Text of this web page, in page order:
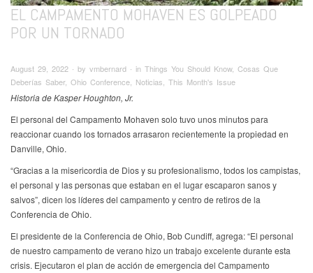
EL CAMPAMENTO MOHAVEN ES GOLPEADO
POR UN TORNADO
August 29, 2022 ∙ by vmbernard ∙ in Things You Should Know, Cosas Que
Deberías Saber, Ohio Conference, Noticias, This Month's Issue
Historia de Kasper Houghton, Jr.
El personal del Campamento Mohaven solo tuvo unos minutos para
reaccionar cuando los tornados arrasaron recientemente la propiedad en
Danville, Ohio.
“Gracias a la misericordia de Dios y su profesionalismo, todos los campistas,
el personal y las personas que estaban en el lugar escaparon sanos y
salvos”, dicen los líderes del campamento y centro de retiros de la
Conferencia de Ohio.
El presidente de la Conferencia de Ohio, Bob Cundiff, agrega: “El personal
de nuestro campamento de verano hizo un trabajo excelente durante esta
crisis. Ejecutaron el plan de acción de emergencia del Campamento